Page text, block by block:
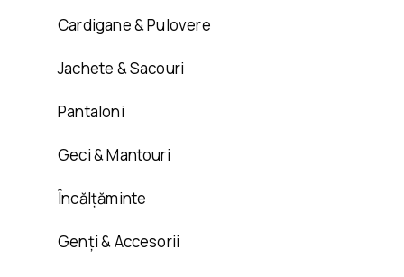
Cardigane & Pulovere
Jachete & Sacouri
Pantaloni
Geci & Mantouri
Încălțăminte
Genți & Accesorii